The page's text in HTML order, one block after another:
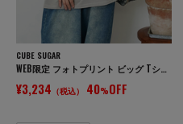
CUBE SUGAR
WEB限定 フォトプリント ビッグ Tシャツ
¥3,234 （税込） 40%OFF